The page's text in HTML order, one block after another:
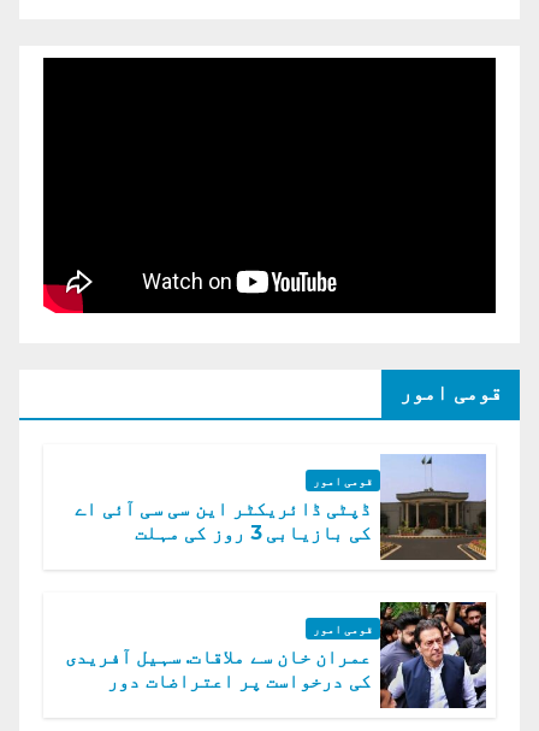
قومی امور
قومی امور
ڈپٹی ڈائریکٹر این سی سی آئی اے
کی بازیابی 3 روز کی مہلت
قومی امور
عمران خان سے ملاقات. سہیل آفریدی
کی درخواست پر اعتراضات دور